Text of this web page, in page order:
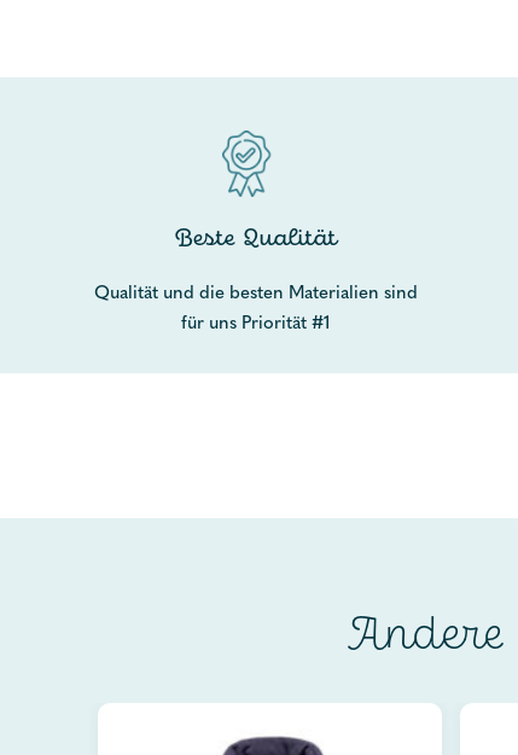
Beste Qualität
Qualität und die besten Materialien sind
für uns Priorität #1
Andere